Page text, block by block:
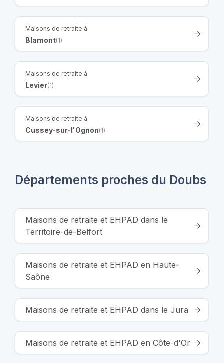
Maisons de retraite à
Blamont(1)
Maisons de retraite à
Levier(1)
Maisons de retraite à
Cussey-sur-l'Ognon(1)
Départements proches du Doubs
Maisons de retraite et EHPAD dans le
Territoire-de-Belfort
Maisons de retraite et EHPAD en Haute-
Saône
Maisons de retraite et EHPAD dans le Jura
Maisons de retraite et EHPAD en Côte-d'Or